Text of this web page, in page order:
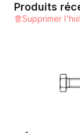
Produits
Supprimer